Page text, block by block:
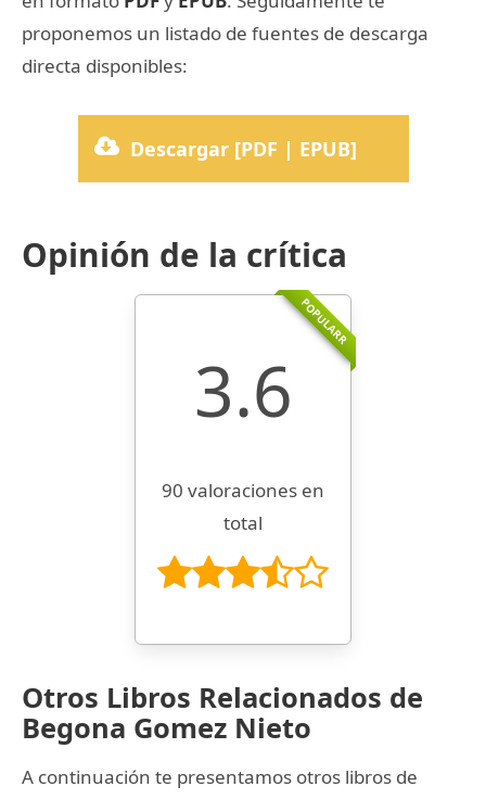
proponemos un listado de fuentes de descarga
directa disponibles:
Descargar [PDF | EPUB]
Opinión de la crítica
POPULARR
3.6
90 valoraciones en
total
Otros Libros Relacionados de
Begona Gomez Nieto
A continuación te presentamos otros libros de